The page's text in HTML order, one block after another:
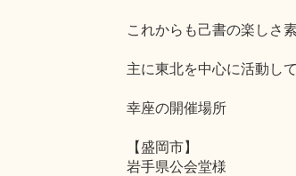
これからも己書の楽しさ
主に東北を中心に活動して
幸座の開催場所
【盛岡市】
岩手県公会堂様